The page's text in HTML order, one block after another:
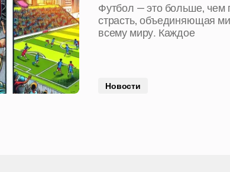
Футбол — это больше, чем
страсть, объединяющая
всему миру. Каждое
Новости